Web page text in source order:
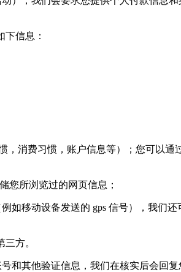
信息：
消费习惯，账户信息等）；您可以通
所浏览过的网页信息；
移动设备发送的 gps 信号），我们还
方。
和其他验证信息，我们在核实后会回复